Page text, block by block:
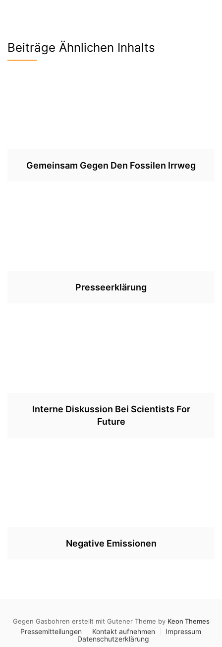
Beiträge Ähnlichen Inhalts
Gemeinsam Gegen Den Fossilen Irrweg
Presseerklärung
Interne Diskussion Bei Scientists For
Future
Negative Emissionen
Gegen Gasbohren erstellt mit Gutener Theme by Keon Themes
Pressemitteilungen Kontakt aufnehmen
Impressum
Datenschutzerklärung